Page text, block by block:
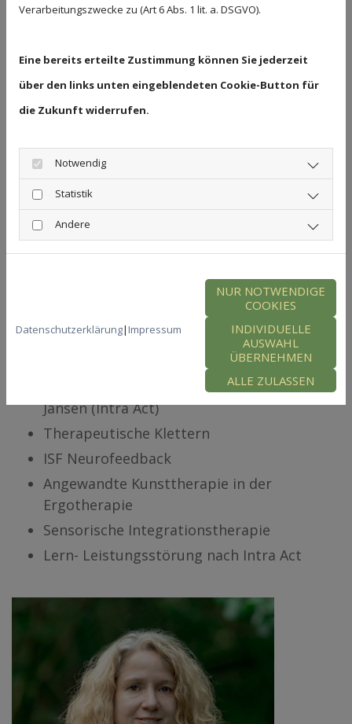
zertifizierte Neurofeedback Therapeutin
Verhaltensorientierte Therapie nach Prof.
Jansen (Intra Act)
Therapeutische Klettern
ISF Neurofeedback
Angewandte Kunsttherapie in der
Ergotherapie
Sensorische Integrationstherapie
Lern- Leistungsstörung nach Intra Act
Verarbeitungszwecke zu (Art 6 Abs. 1 lit. a. DSGVO).
Eine bereits erteilte Zustimmung können Sie jederzeit
über den links unten eingeblendeten Cookie-Button für
die Zukunft widerrufen.
Notwendig
Statistik
Andere
Datenschutzerklärung| Impressum
NUR NOTWENDIGE
COOKIES
INDIVIDUELLE
AUSWAHL
ÜBERNEHMEN
ALLE ZULASSEN